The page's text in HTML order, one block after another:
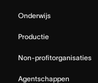
Onderwijs
Productie
Non-profitorganisaties
Agentschappen